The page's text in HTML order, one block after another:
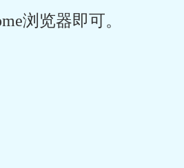
浏览器即可。